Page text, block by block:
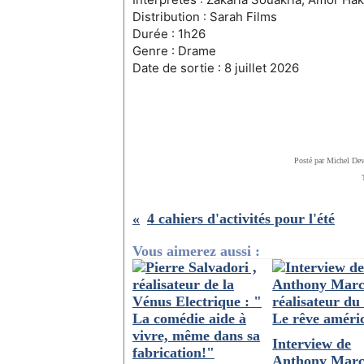
Distribution : Sarah Films
Durée : 1h26
Genre : Drame
Date de sortie : 8 juillet 2026
Posté par Michel
4 cahiers d'activités pour l'été
Vous aimerez aussi :
Interview de
Anthony